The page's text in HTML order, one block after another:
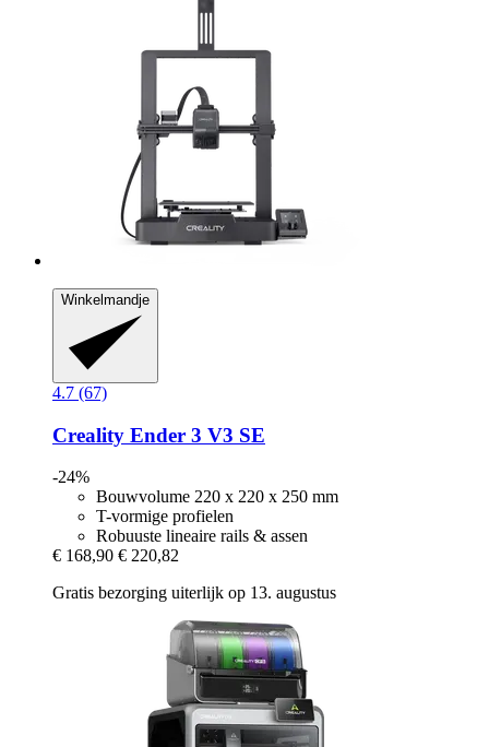
Winkelmandje
4.7 (67)
Creality Ender 3 V3 SE
-24%
Bouwvolume 220 x 220 x 250 mm
T-vormige profielen
Robuuste lineaire rails & assen
€ 168,90 € 220,82
Gratis bezorging uiterlijk op 13. augustus